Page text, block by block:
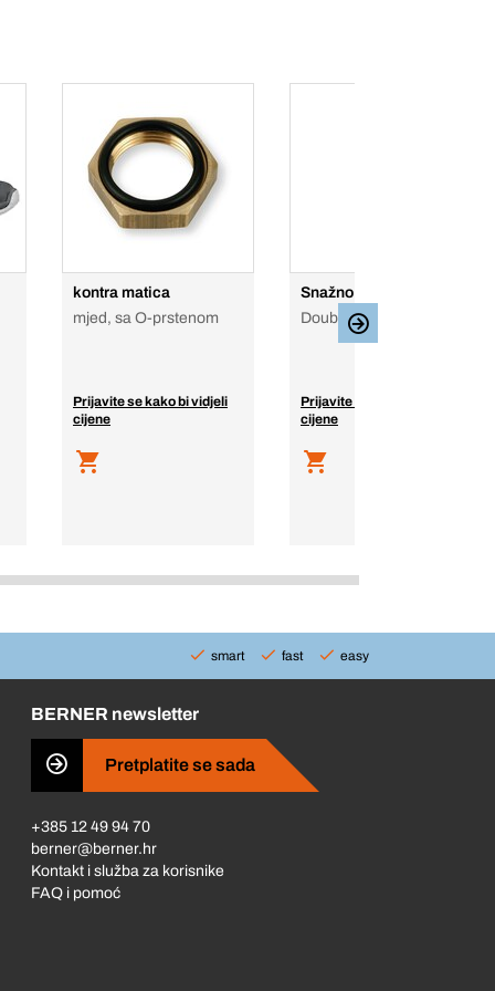
kontra matica
mjed, sa O-prstenom
Prijavite se kako bi vidjeli
cijene
Snažno brtvljenje
Double cartridge, 25 ml
Prijavite se kako bi vidjeli
cijene
smart fast easy
BERNER newsletter
Pretplatite se sada
+385 12 49 94 70
berner@berner.hr
Kontakt i služba za korisnike
FAQ i pomoć